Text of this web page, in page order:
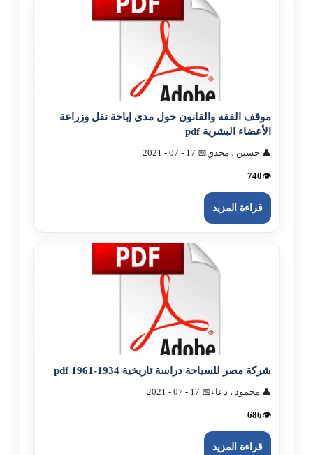
موقف الفقه والقانون حول مدى إباحة نقل وزراعة
الأعضاء البشرية pdf
👤 حسين ، مجدي📅 17 - 07 - 2021
👁️
740
قراءة المزيد
شرکة مصر للسياحة دراسة تاريخية 1934-1961 pdf
👤 محمود ، دعاء📅 17 - 07 - 2021
👁️
686
قراءة المزيد